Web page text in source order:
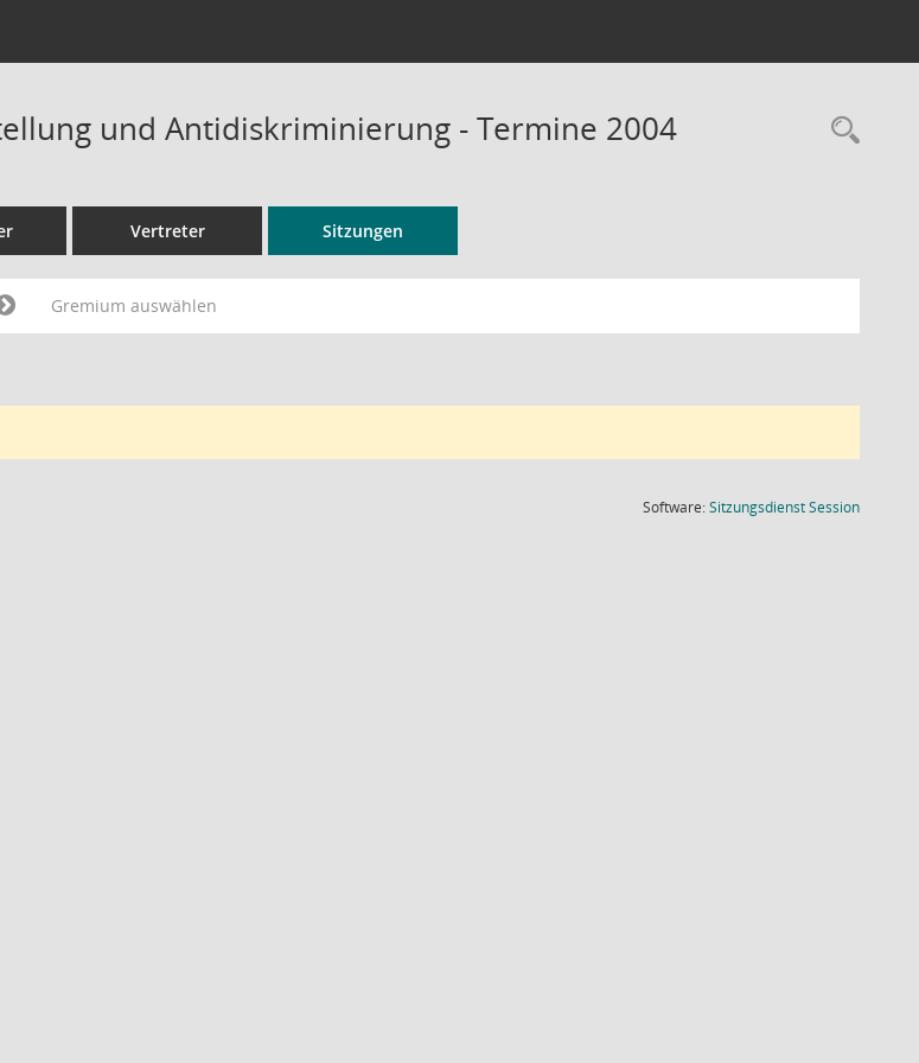
und Antidiskriminierung - Termine 2004
Vertreter Sitzungen
Gremium auswählen
Software:SitzungsdienstSession(Wird in